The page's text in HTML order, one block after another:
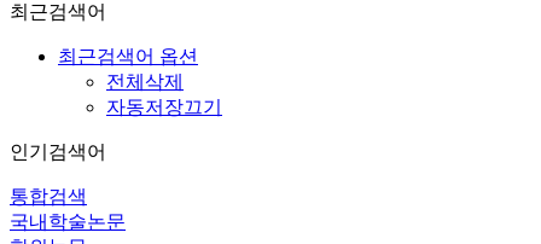
최근검색어
최근검색어 옵션
전체삭제
자동저장끄기
인기검색어
통합검색
국내학술논문